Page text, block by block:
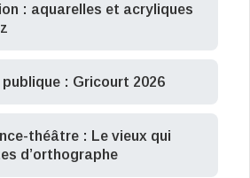
: aquarelles et acryliques
publique : Gricourt 2026
théâtre : Le vieux qui
d’orthographe